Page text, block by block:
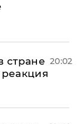
стране 20:02